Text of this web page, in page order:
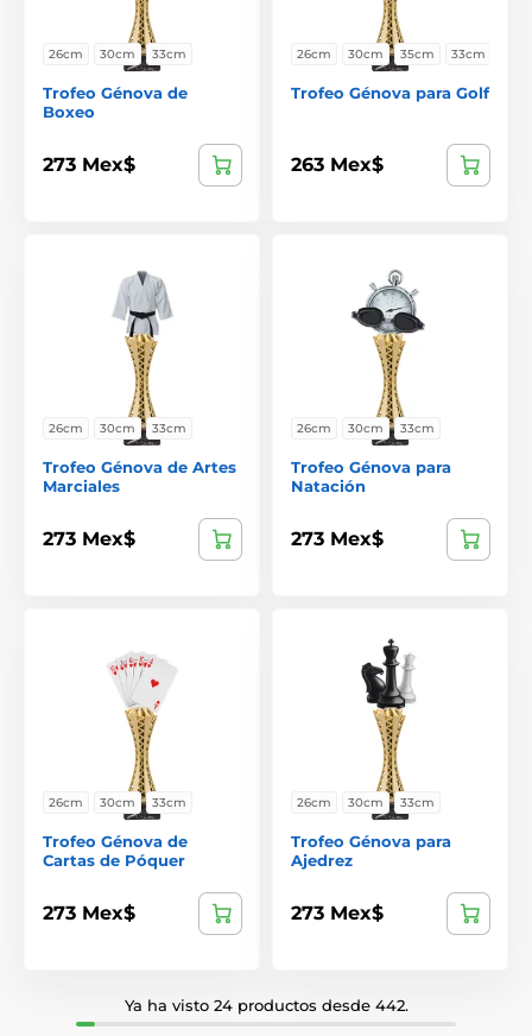
26cm 30cm 33cm
Trofeo Génova de
Boxeo
273 Mex$
26cm 30cm 35cm 33cm
Trofeo Génova para Golf
263 Mex$
26cm 30cm 33cm
Trofeo Génova de Artes
Marciales
273 Mex$
26cm 30cm 33cm
Trofeo Génova para
Natación
273 Mex$
26cm 30cm 33cm
Trofeo Génova de
Cartas de Póquer
273 Mex$
26cm 30cm 33cm
Trofeo Génova para
Ajedrez
273 Mex$
Ya ha visto 24 productos desde 442.